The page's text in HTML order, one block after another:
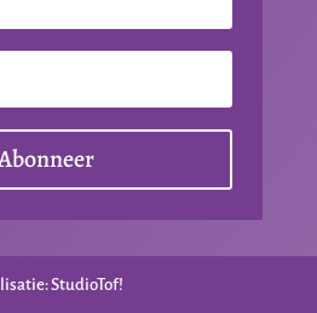
StudioTof!